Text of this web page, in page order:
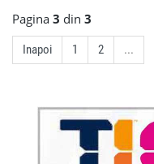
Pagina 3 din 3
Inapoi 1 2 ...